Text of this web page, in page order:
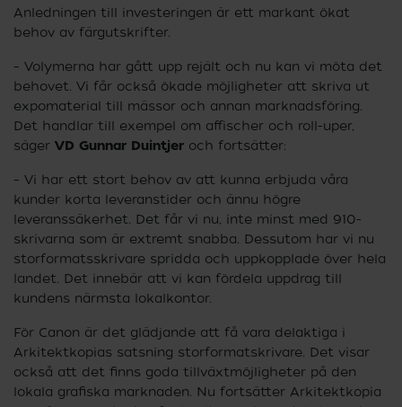
Anledningen till investeringen är ett markant ökat
behov av färgutskrifter.
– Volymerna har gått upp rejält och nu kan vi möta det
behovet. Vi får också ökade möjligheter att skriva ut
expomaterial till mässor och annan marknadsföring.
Det handlar till exempel om affischer och roll-uper,
säger VD Gunnar Duintjer och fortsätter:
– Vi har ett stort behov av att kunna erbjuda våra
kunder korta leveranstider och ännu högre
leveranssäkerhet. Det får vi nu, inte minst med 910-
skrivarna som är extremt snabba. Dessutom har vi nu
storformatsskrivare spridda och uppkopplade över hela
landet. Det innebär att vi kan fördela uppdrag till
kundens närmsta lokalkontor.
För Canon är det glädjande att få vara delaktiga i
Arkitektkopias satsning storformatskrivare. Det visar
också att det finns goda tillväxtmöjligheter på den
lokala grafiska marknaden. Nu fortsätter Arkitektkopia